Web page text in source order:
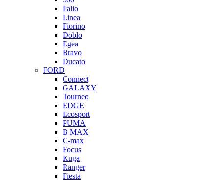
Palio
Linea
Fiorino
Doblo
Egea
Bravo
Ducato
FORD
Connect
GALAXY
Tourneo
EDGE
Ecosport
PUMA
B MAX
C-max
Focus
Kuga
Ranger
Fiesta